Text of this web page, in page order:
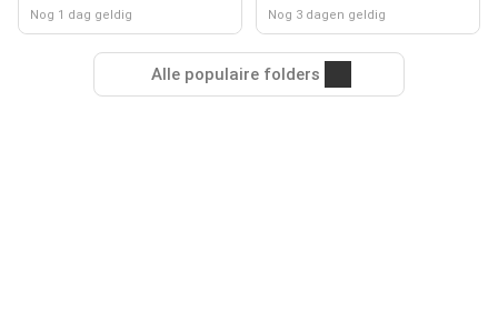
Nog 1 dag geldig Nog 3 dagen geldig
Alle populaire folders